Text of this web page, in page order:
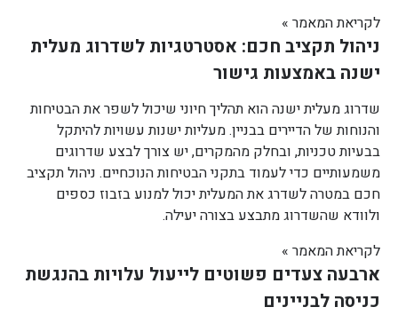
לקריאת המאמר »
ניהול תקציב חכם: אסטרטגיות לשדרוג מעלית
ישנה באמצעות גישור
שדרוג מעלית ישנה הוא תהליך חיוני שיכול לשפר את הבטיחות
והנוחות של הדיירים בבניין. מעליות ישנות עשויות להיתקל
בבעיות טכניות, ובחלק מהמקרים, יש צורך לבצע שדרוגים
משמעותיים כדי לעמוד בתקני הבטיחות הנוכחיים. ניהול תקציב
חכם במטרה לשדרג את המעלית יכול למנוע בזבוז כספים
ולוודא שהשדרוג מתבצע בצורה יעילה.
לקריאת המאמר »
ארבעה צעדים פשוטים לייעול עלויות בהנגשת
כניסה לבניינים